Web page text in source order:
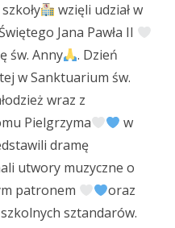
wzięli udział w
Jana Pawła II
św. Anny
. Dzień
w Sanktuarium św.
wraz z
Pielgrzyma
w
dramę
utwory muzyczne o
patronem
oraz
sztandarów.